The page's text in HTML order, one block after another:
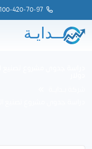
420-70-97